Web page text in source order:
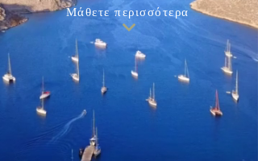
Μάθετε περισσότερα